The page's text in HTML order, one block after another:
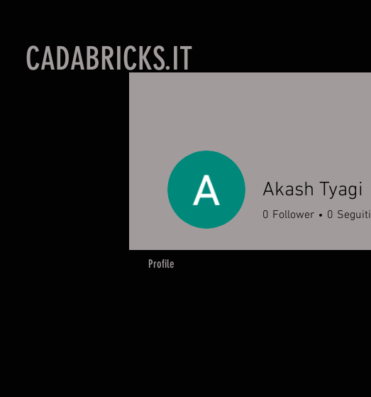
CADABRICKS.IT
Akash Tyagi
0 Follower 0 Seguiti
Profile